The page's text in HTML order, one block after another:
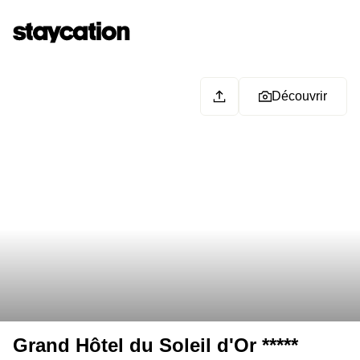
Découvrir
Grand Hôtel du Soleil d'Or *****